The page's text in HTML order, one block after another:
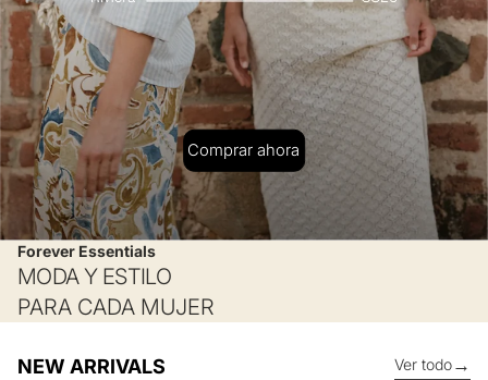
Comprar ahora
Forever Essentials
MODA Y ESTILO
PARA CADA MUJER
NEW ARRIVALS Ver todo→